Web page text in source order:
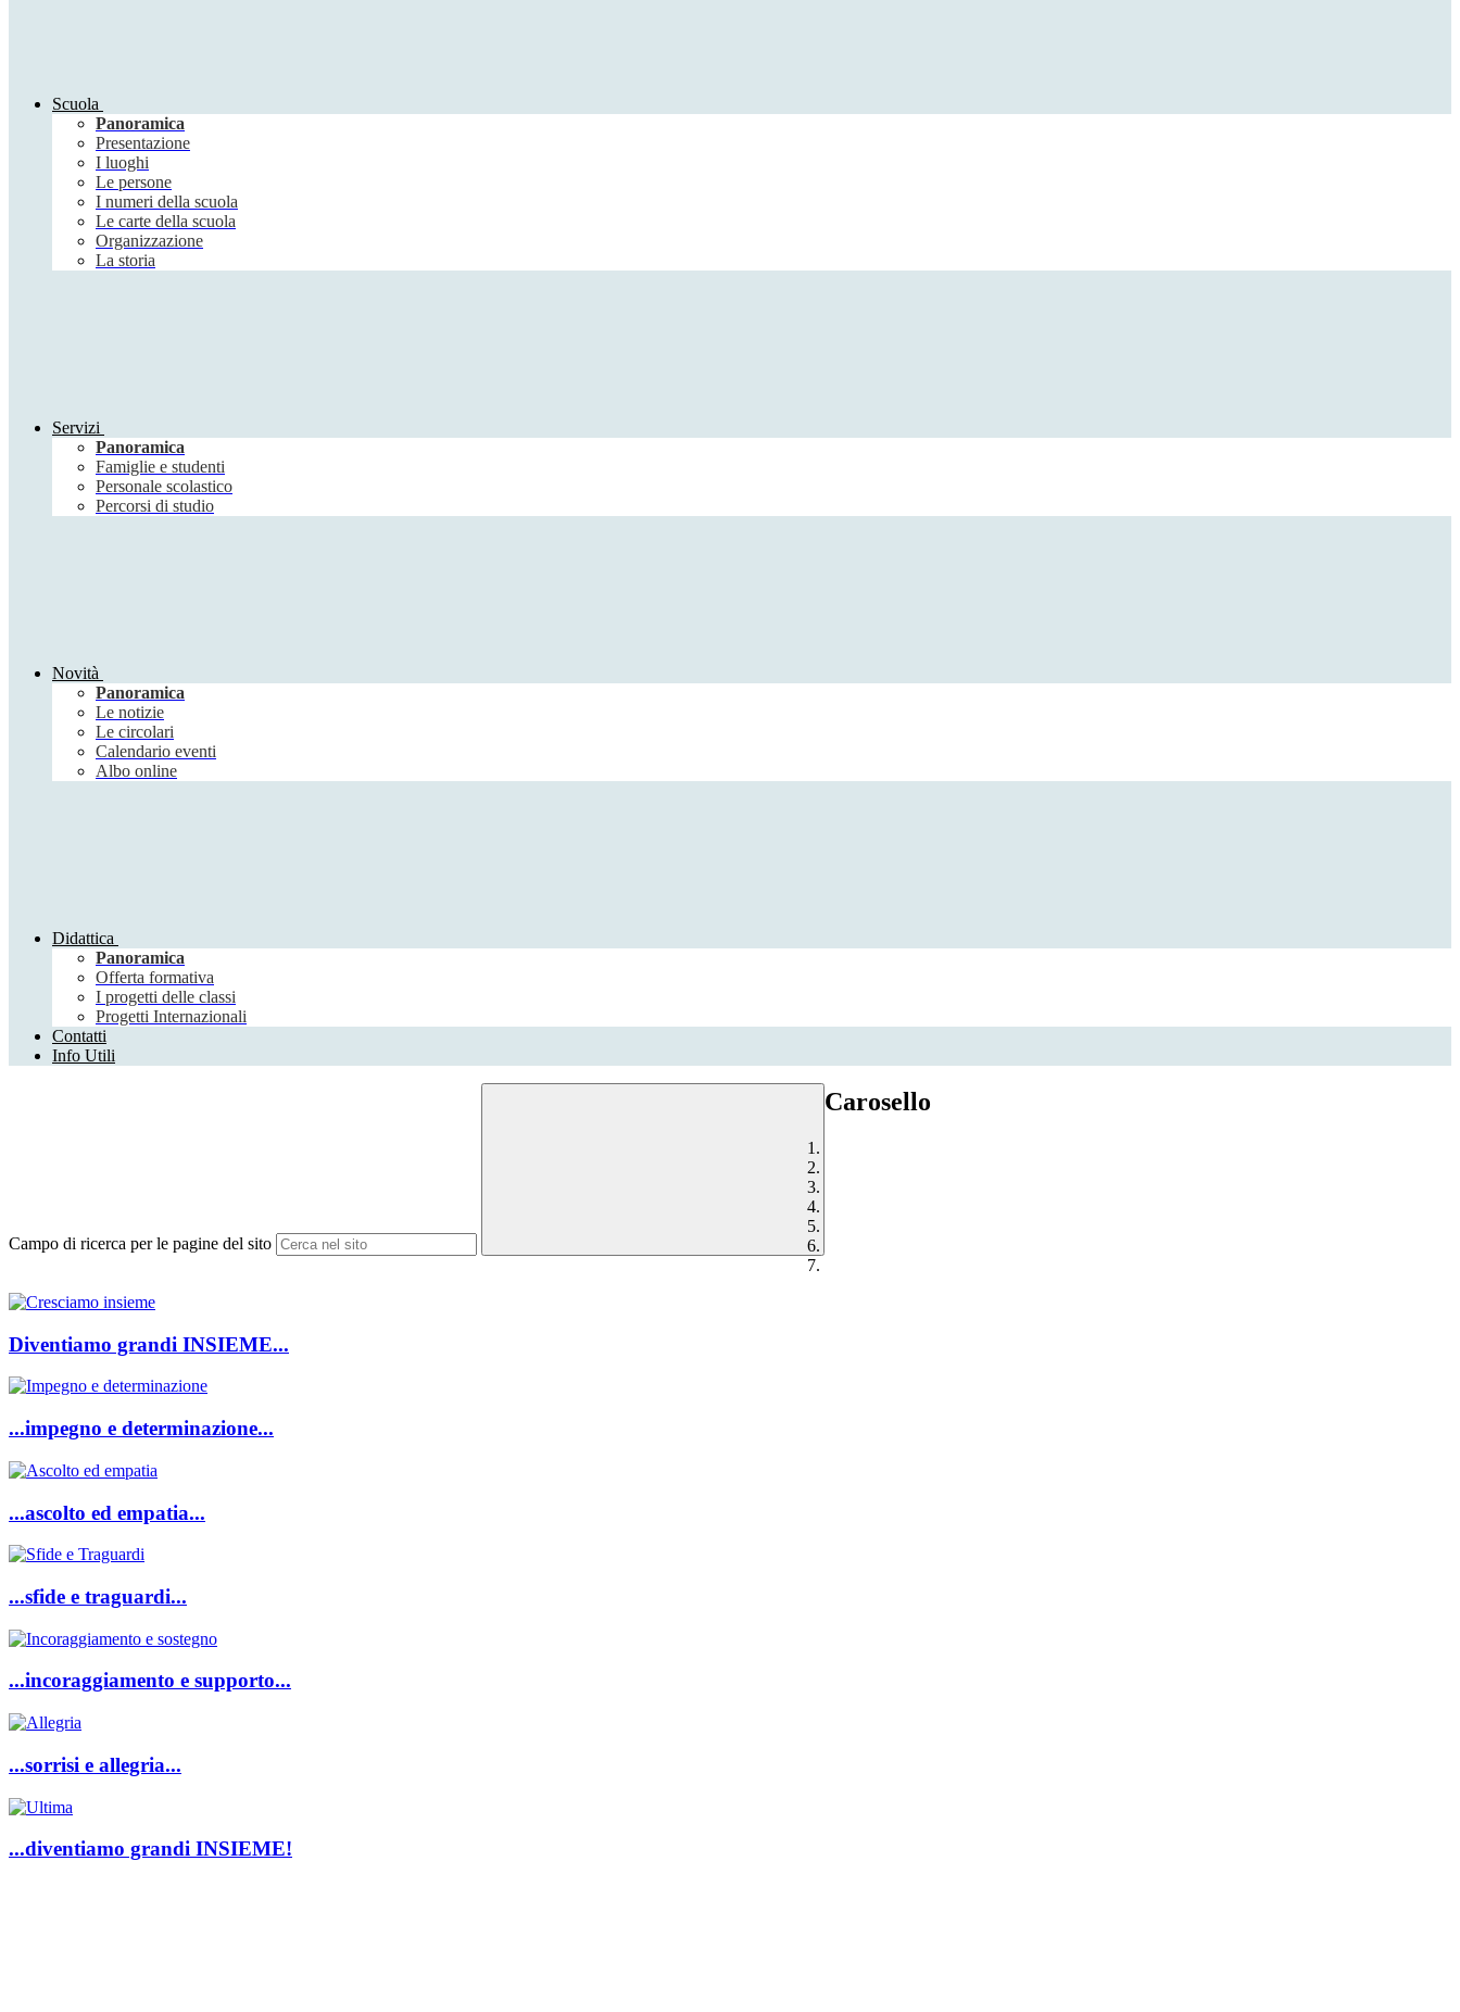
Scuola
Panoramica
Presentazione
I luoghi
Le persone
I numeri della scuola
Le carte della scuola
Organizzazione
La storia
Servizi
Panoramica
Famiglie e studenti
Personale scolastico
Percorsi di studio
Novità
Panoramica
Le notizie
Le circolari
Calendario eventi
Albo online
Didattica
Panoramica
Offerta formativa
I progetti delle classi
Progetti Internazionali
Contatti
Info Utili
Campo di ricerca per le pagine del sito
Carosello
Diventiamo grandi INSIEME...
...impegno e determinazione...
...ascolto ed empatia...
...sfide e traguardi...
...incoraggiamento e supporto...
...sorrisi e allegria...
...diventiamo grandi INSIEME!